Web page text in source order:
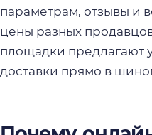
параметрам, отзывы и
цены разных
площадки предлагают
доставки прямо в